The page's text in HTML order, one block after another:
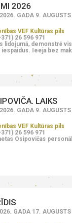
2026
GADA 9. AUGUSTS
VEF Kultūras pils
26 596 971
lidojumā, demonstrē
Ieeja bez
LAIKS
GADA 9. AUGUSTS
VEF Kultūras pils
26 596 971
Osipovičas
GADA 17. AUGUSTS